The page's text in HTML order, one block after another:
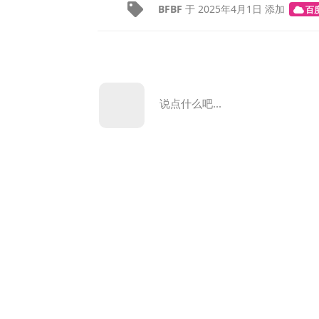
BFBF 于 2025年4月1日 添加 百
说点什么吧...